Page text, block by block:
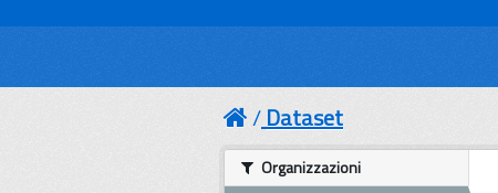
Dataset
Organizzazioni